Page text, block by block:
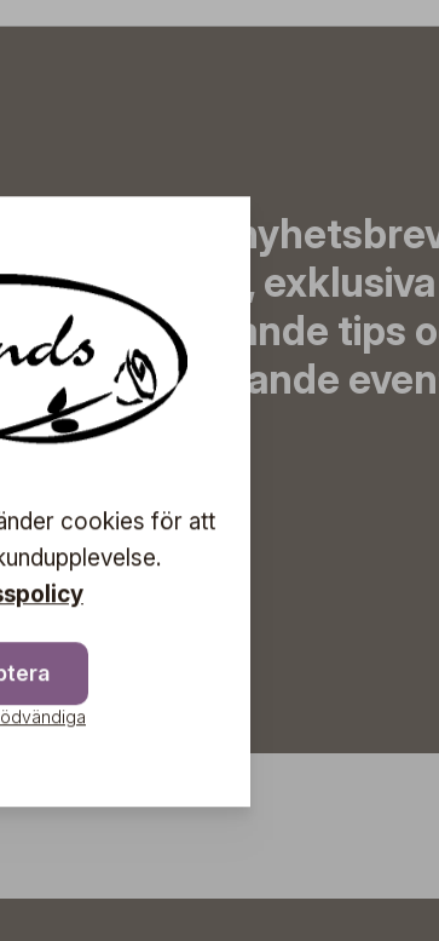
på vårt
nyheterna, exklusiva
inspirerande tips
om kommande
inkorg!
cookies för att